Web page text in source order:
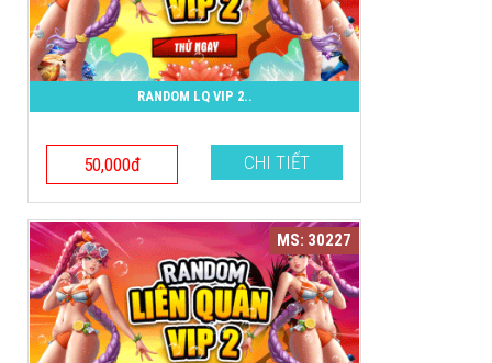
RANDOM LQ VIP 2..
50,000đ CHI TIẾT
MS: 30227